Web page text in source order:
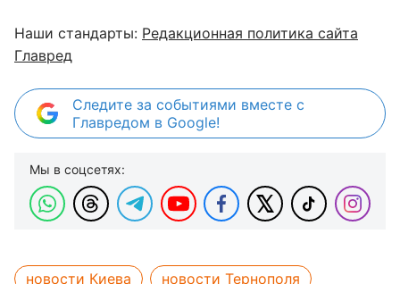
Наши стандарты: Редакционная политика сайта
Главред
Следите за событиями вместе с
Главредом в Google!
Мы в соцсетях:
новости Киева новости Тернополя